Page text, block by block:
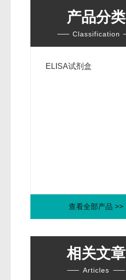
产品分类
Classification
ELISA试剂盒
查看全部产品 >>
相关文章
Articles